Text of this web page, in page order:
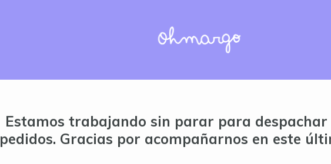
Estamos trabajando sin parar para despachar
pedidos. Gracias por acompañarnos en este